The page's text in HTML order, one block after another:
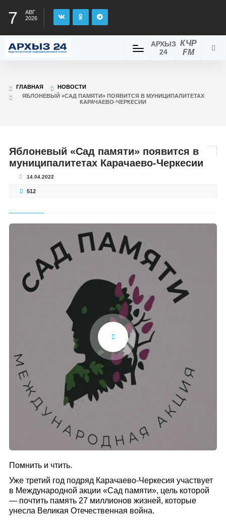
7
АВГ
2026
КЧР
FM
АРХЫЗ
24
ГЛАВНАЯ
НОВОСТИ
ЯБЛОНЕВЫЙ «САД ПАМЯТИ» ПОЯВИТСЯ В МУНИЦИПАЛИТЕТАХ
КАРАЧАЕВО-ЧЕРКЕСИИ
Яблоневый «Сад памяти» появится в
муниципалитетах Карачаево-Черкесии
14.04.2022
512
Помнить и чтить.
Уже третий год подряд Карачаево-Черкесия участвует
в Международной акции «Сад памяти», цель которой
— почтить память 27 миллионов жизней, которые
унесла Великая Отечественная война.